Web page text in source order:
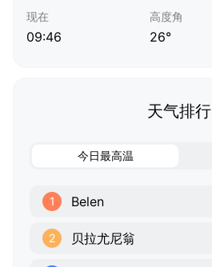
现在
09:46
高度角
26°
天气排行
今日最高温
1 Belen
2 贝拉尤尼翁